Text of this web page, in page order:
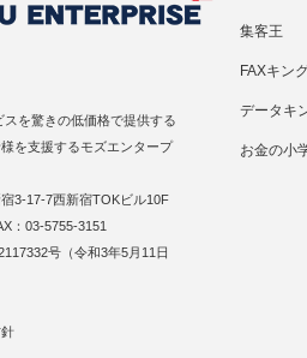
集客王
FAXキン
データキ
お金の小
を驚きの低価格で提供する
を支援するモズエンタープ
3-17-7西新宿TOKビル10F
：03-5755-3151
号（令和3年5月11日